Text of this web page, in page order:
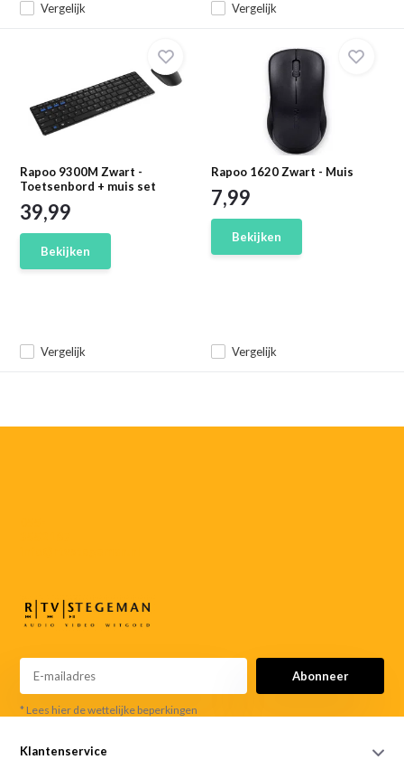
Vergelijk Vergelijk
Rapoo 9300M Zwart -
Toetsenbord + muis set
Vergelijk
39,99
Bekijken
Rapoo 1620 Zwart - Muis
Vergelijk
7,99
Bekijken
Abonneer
* Lees hier de wettelijke beperkingen
Klantenservice